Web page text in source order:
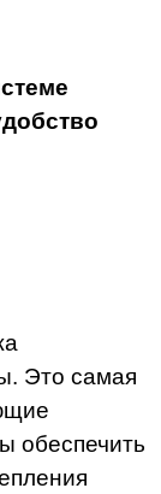
Это самая
обеспечить